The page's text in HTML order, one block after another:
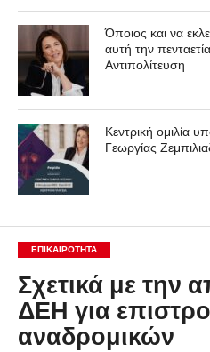
Όποιος και να
αυτή την
Αντιπολίτευση
Κεντρική ομιλία
Γεωργίας
ΕΠΙΚΑΙΡΟΤΗΤΑ
Σχετικά με την
ΔΕΗ για
αναδρομικών